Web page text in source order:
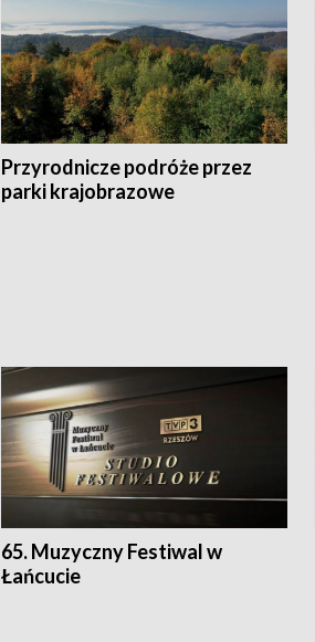
Przyrodnicze podróże przez
parki krajobrazowe
65. Muzyczny Festiwal w
Łańcucie